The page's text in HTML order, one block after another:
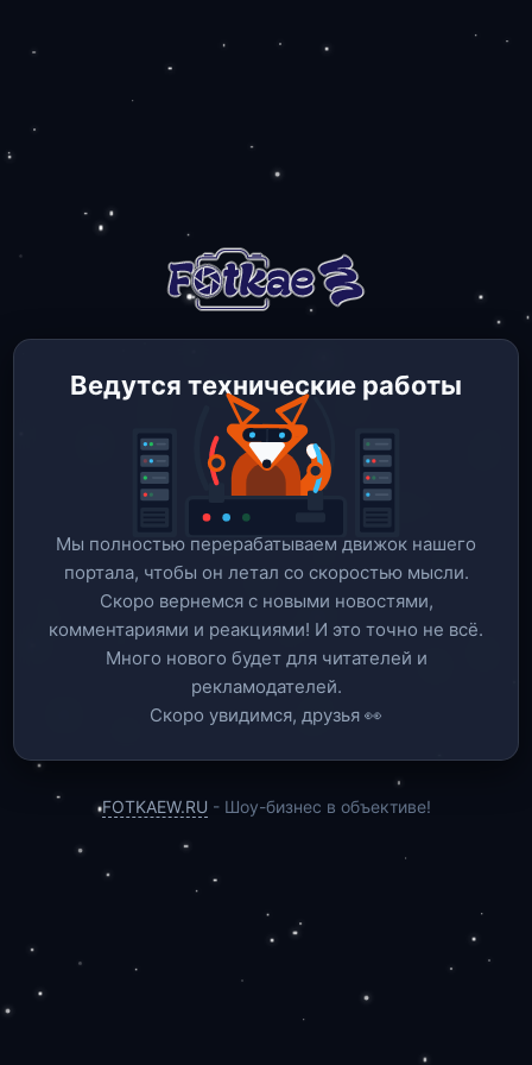
Ведутся технические работы
Мы полностью перерабатываем движок нашего
портала, чтобы он летал со скоростью мысли.
Скоро вернемся c новыми новостями,
комментариями и реакциями! И это точно не всё.
Много нового будет для читателей и
рекламодателей.
Скоро увидимся, друзья 👀
FOTKAEW.RU - Шоу-бизнес в объективе!